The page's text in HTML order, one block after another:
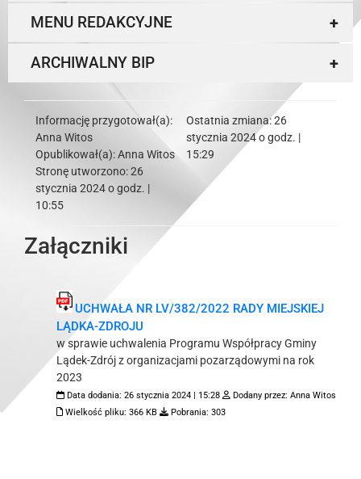
+
MENU REDAKCYJNE
+
ARCHIWALNY BIP
Informację przygotował(a):
Anna Witos
Opublikował(a):Anna Witos
Stronę utworzono:26
stycznia 2024 o godz. |
10:55
Ostatnia zmiana:26
stycznia 2024 o godz. |
15:29
Załączniki
UCHWAŁA NR LV/382/2022 RADY MIEJSKIEJ
LĄDKA-ZDROJU
w sprawie uchwalenia Programu Współpracy Gminy
Lądek-Zdrój z organizacjami pozarządowymi na rok
2023
Data dodania: 26 stycznia 2024 | 15:28 Dodany przez: Anna Witos
Wielkość pliku: 366 KB Pobrania: 303